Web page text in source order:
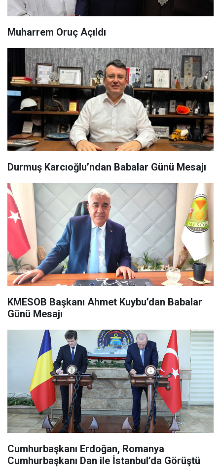
Muharrem Oruç Açıldı
Durmuş Karcıoğlu’ndan Babalar Günü Mesajı
KMESOB Başkanı Ahmet Kuybu’dan Babalar
Günü Mesajı
Cumhurbaşkanı Erdoğan, Romanya
Cumhurbaşkanı Dan ile İstanbul’da Görüştü